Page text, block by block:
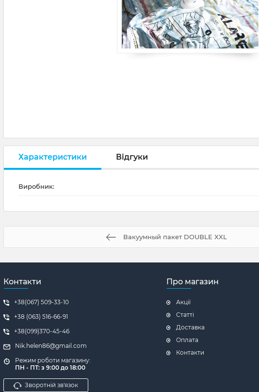
Характеристики Відгуки
Виробник:
Вакуумный пакет DOUBLE XXL
Контакти
+38(067) 509-33-10
+38 (063) 516-66-91
+38(099)370-45-46
Nik.helen86@gmail.com
Режим роботи магазину:
ПН - ПТ: з 9:00 до 18:00
Зворотній зв'язок
Про магазин
Акції
Статті
Доставка
Оплата
Контакти